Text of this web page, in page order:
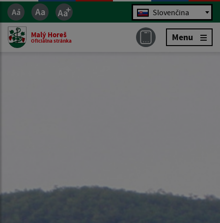
Jazyk Slovenčina
Malý Horeš
Oficiálna stránka Menu